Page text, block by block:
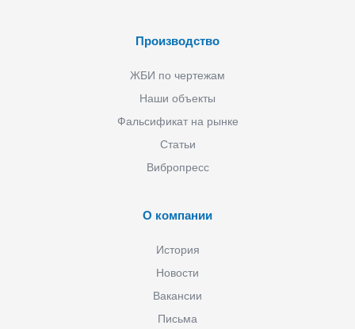
Производство
ЖБИ по чертежам
Наши объекты
Фальсификат на рынке
Статьи
Вибропресс
О компании
История
Новости
Вакансии
Письма